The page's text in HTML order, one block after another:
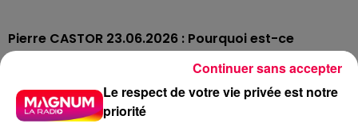
Pierre CASTOR 23.06.2026 : Pourquoi est-ce
toujours moi que les moustiques viennent piquer ?
Vous connaissez forcément cette scène.
Le respect de votre vie privée est notre
priorité
Continuer sans accepter